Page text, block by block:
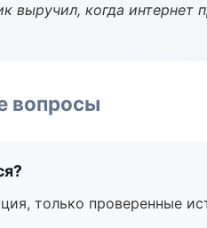
выручил, когда интернет
вопросы
только проверенные